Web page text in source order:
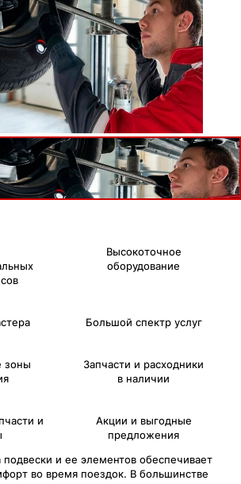
Высокоточное
оборудование
Большой спектр услуг
зоны
Запчасти и расходники
в наличии
и
Акции и выгодные
предложения
и ее элементов обеспечивает
во время поездок. В большинстве